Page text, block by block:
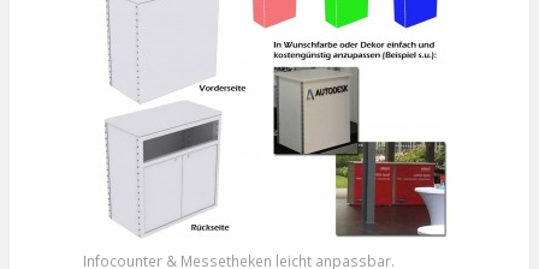
Infocounter & Messetheken leicht anpassbar.